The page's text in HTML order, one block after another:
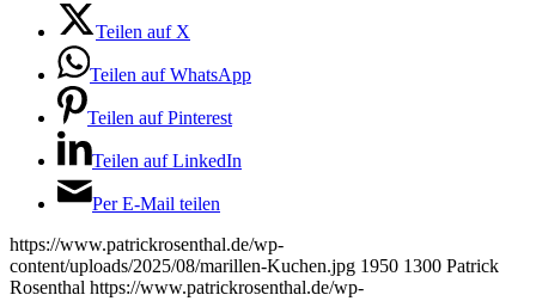
Teilen auf X
Teilen auf WhatsApp
Teilen auf Pinterest
Teilen auf LinkedIn
Per E-Mail teilen
https://www.patrickrosenthal.de/wp-
content/uploads/2025/08/marillen-Kuchen.jpg 1950 1300 Patrick
Rosenthal https://www.patrickrosenthal.de/wp-